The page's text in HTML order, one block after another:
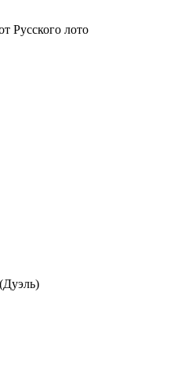
Русского лото